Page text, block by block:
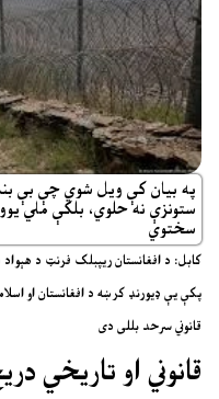
په بیان کې ویل شوي چې بې
ستونزې نه حلوي، بلکې ملي
سختوي
کابل: د افغانستان ریپبلک فرنټ د
پکې یې ډیورنډ کرښه د افغانستان او
قانوني سرحد بللی دی
قانوني او تاریخي